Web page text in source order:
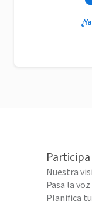
Participa
Nuestra
Pasa la voz
Planifica tu